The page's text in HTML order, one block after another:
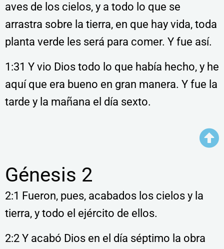
aves de los cielos, y a todo lo que se
arrastra sobre la tierra, en que hay vida, toda
planta verde les será para comer. Y fue así.
1:31 Y vio Dios todo lo que había hecho, y he
aquí que era bueno en gran manera. Y fue la
tarde y la mañana el día sexto.
Génesis 2
2:1 Fueron, pues, acabados los cielos y la
tierra, y todo el ejército de ellos.
2:2 Y acabó Dios en el día séptimo la obra